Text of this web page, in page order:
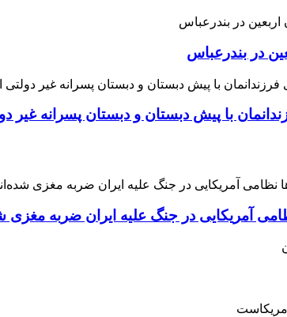
در بندرعباس
با پیش دبستان و دبستان پسرانه غیر
آمریکایی در جنگ علیه ایران ضربه مغزی